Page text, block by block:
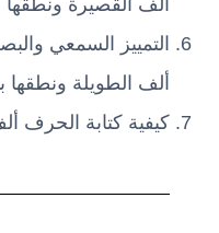
التمييز السمعي
ألف الطويلة
كيفية كتابة الحرف